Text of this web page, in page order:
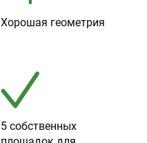
Хорошая геометрия
5 собственных